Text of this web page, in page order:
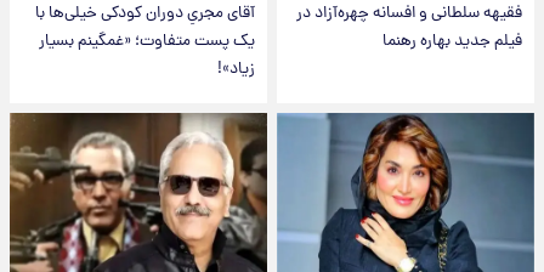
فقیهه سلطانی و افسانه چهره‌آزاد در
فیلم جدید بهاره رهنما
آقای مجریِ دوران کودکی خیلی‌ها با
یک پست متفاوت؛ «غمگینم بسیار
زیاد»!